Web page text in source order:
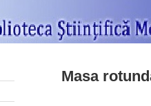
Masa